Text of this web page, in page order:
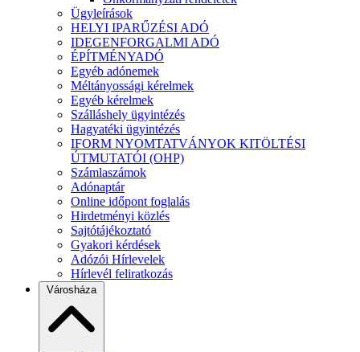
Ügyleírások
HELYI IPARŰZÉSI ADÓ
IDEGENFORGALMI ADÓ
ÉPÍTMÉNYADÓ
Egyéb adónemek
Méltányossági kérelmek
Egyéb kérelmek
Szálláshely ügyintézés
Hagyatéki ügyintézés
IFORM NYOMTATVÁNYOK KITÖLTÉSI
ÚTMUTATÓI (OHP)
Számlaszámok
Adónaptár
Online időpont foglalás
Hirdetményi közlés
Sajtótájékoztató
Gyakori kérdések
Adózói Hírlevelek
Hírlevél feliratkozás
Városháza